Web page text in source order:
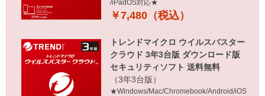
/iPadOS対応★
￥7,480（税込）
トレンドマイクロ ウイルスバスター
クラウド 3年3台版 ダウンロード版
セキュリティソフト 送料無料
（3年3台版）
★Windows/Mac/Chromebook/Android/iOS